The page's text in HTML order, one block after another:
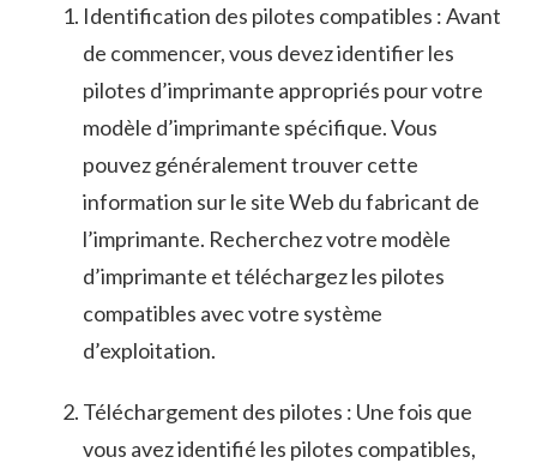
Identification ⁤des pilotes compatibles : Avant
de​ commencer, vous devez identifier les
‍pilotes d’imprimante appropriés pour votre
⁤modèle d’imprimante‌ spécifique. Vous
pouvez généralement‍ trouver⁤ cette
information⁢ sur le site Web du fabricant de
l’imprimante. Recherchez votre ‍modèle
d’imprimante et téléchargez les pilotes
compatibles avec votre système
d’exploitation.
Téléchargement des pilotes : Une fois que
vous ​avez ⁣identifié les pilotes⁤ compatibles,